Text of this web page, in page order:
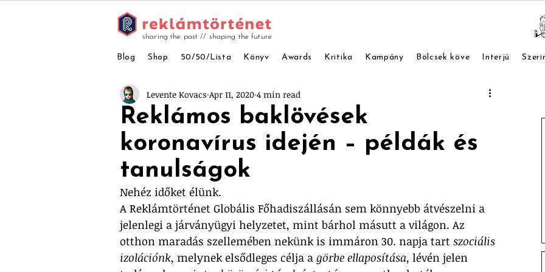
Blog Shop 50/50/Lista Könyv Awards Kritika Kampány Bölcsek köve Interjú
sharing the past // shaping the future
Reklámos baklövések
koronavírus idején – példák és
tanulságok
Levente Kovacs Apr 11, 2020 4 min read
Nehéz időket élünk.
A Reklámtörténet Globális Főhadiszállásán sem könnyebb átvészelni a
jelenlegi a járványügyi helyzetet, mint bárhol másutt a világon. Az
otthon maradás szellemében nekünk is immáron 30. napja tart szociális
izolációnk, melynek elsődleges célja a görbe ellaposítása, lévén jelen